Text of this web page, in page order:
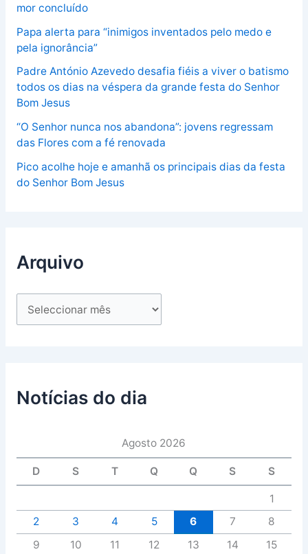
mor concluído
Papa alerta para “inimigos inventados pelo medo e
pela ignorância”
Padre António Azevedo desafia fiéis a viver o batismo
todos os dias na véspera da grande festa do Senhor
Bom Jesus
“O Senhor nunca nos abandona”: jovens regressam
das Flores com a fé renovada
Pico acolhe hoje e amanhã os principais dias da festa
do Senhor Bom Jesus
Arquivo
Notícias do dia
Agosto 2026
D S T Q Q S S
1
2
3 4 5 6 7
8
9
10 11 12 13 14
15